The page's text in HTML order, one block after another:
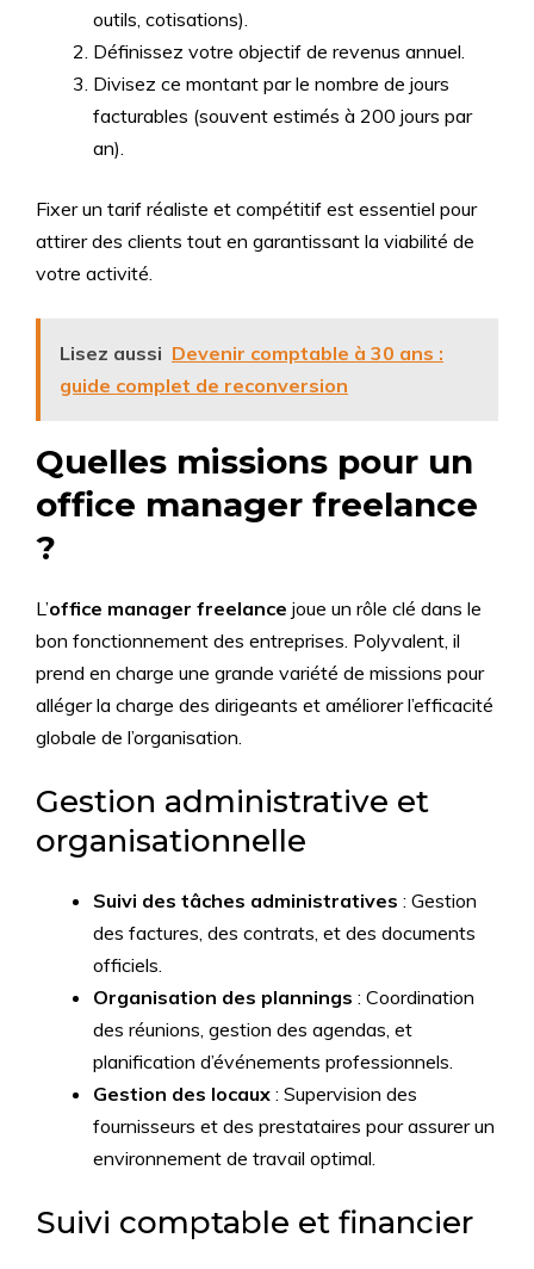
outils, cotisations).
Définissez votre objectif de revenus annuel.
Divisez ce montant par le nombre de jours
facturables (souvent estimés à 200 jours par
an).
Fixer un tarif réaliste et compétitif est essentiel pour
attirer des clients tout en garantissant la viabilité de
votre activité.
Lisez aussi Devenir comptable à 30 ans :
guide complet de reconversion
Quelles missions pour un
office manager freelance
?
L’office manager freelance joue un rôle clé dans le
bon fonctionnement des entreprises. Polyvalent, il
prend en charge une grande variété de missions pour
alléger la charge des dirigeants et améliorer l’efficacité
globale de l’organisation.
Gestion administrative et
organisationnelle
Suivi des tâches administratives : Gestion
des factures, des contrats, et des documents
officiels.
Organisation des plannings : Coordination
des réunions, gestion des agendas, et
planification d’événements professionnels.
Gestion des locaux : Supervision des
fournisseurs et des prestataires pour assurer un
environnement de travail optimal.
Suivi comptable et financier